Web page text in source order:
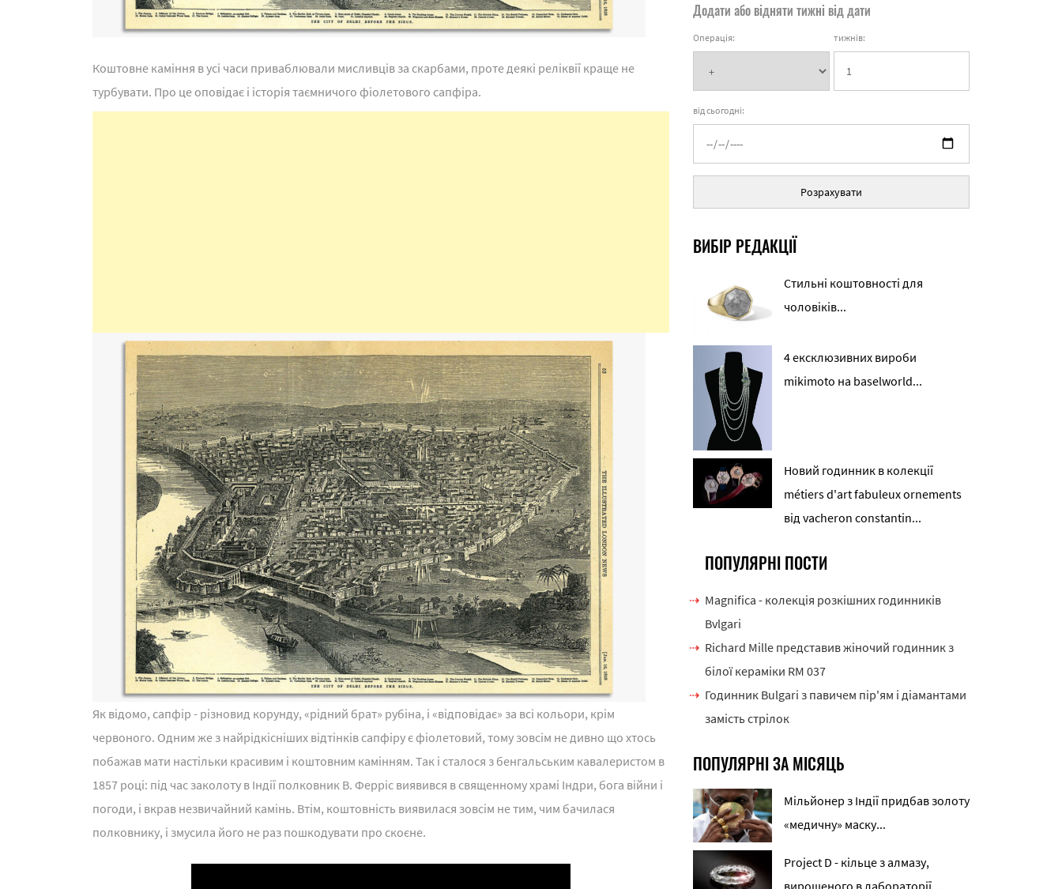
Коштовне каміння в усі часи приваблювали мисливців за скарбами, проте деякі реліквії краще не
турбувати. Про це оповідає і історія таємничого фіолетового сапфіра.
Як відомо, сапфір - різновид корунду, «рідний брат» рубіна, і «відповідає» за всі кольори, крім
червоного. Одним же з найрідкісніших відтінків сапфіру є фіолетовий, тому зовсім не дивно що хтось
побажав мати настільки красивим і коштовним камінням. Так і сталося з бенгальським кавалеристом в
1857 році: під час заколоту в Індії полковник В. Ферріс виявився в священному храмі Індри, бога війни і
погоди, і вкрав незвичайний камінь. Втім, коштовність виявилася зовсім не тим, чим бачилася
полковнику, і змусила його не раз пошкодувати про скоєне.
Додати або відняти тижні від дати
Операція: тижнів:
від сьогодні:
Розрахувати
ВИБІР РЕДАКЦІЇ
Стильні коштовності для
чоловіків...
4 ексклюзивних вироби
mikimoto на baselworld...
Новий годинник в колекції
métiers d'art fabuleux ornements
від vacheron constantin...
ПОПУЛЯРНІ ПОСТИ
Magnifica - колекція розкішних годинників
Bvlgari
Richard Mille представив жіночий годинник з
білої кераміки RM 037
Годинник Bulgari з павичем пір'ям і діамантами
замість стрілок
ПОПУЛЯРНІ ЗА МІСЯЦЬ
Мільйонер з Індії придбав золоту
«медичну» маску...
Project D - кільце з алмазу,
вирощеного в лабораторії...